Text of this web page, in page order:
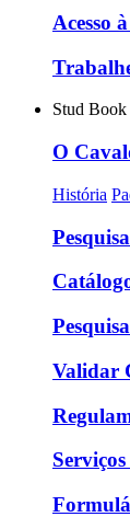
Acesso
Stud Book
O
História
Validar